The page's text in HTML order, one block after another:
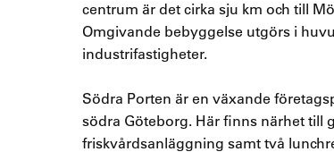
centrum är det cirka sju km och till
Omgivande bebyggelse utgörs i
industrifastigheter.
Södra Porten är en växande
södra Göteborg. Här finns närhet till
friskvårdsanläggning samt två